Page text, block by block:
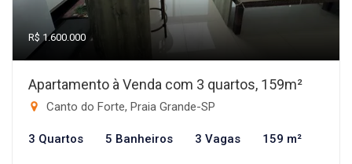
R$ 1.600.000
Apartamento à Venda com 3 quartos, 159m²
Canto do Forte, Praia Grande-SP
3 Quartos 5 Banheiros 3 Vagas 159 m²